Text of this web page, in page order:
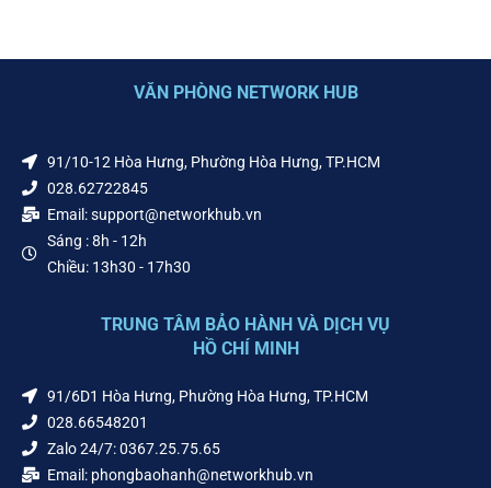
VĂN PHÒNG NETWORK HUB
91/10-12 Hòa Hưng, Phường Hòa Hưng, TP.HCM
028.62722845
Email: support@networkhub.vn
Sáng : 8h - 12h
Chiều: 13h30 - 17h30
TRUNG TÂM BẢO HÀNH VÀ DỊCH VỤ
HỒ CHÍ MINH
91/6D1 Hòa Hưng, Phường Hòa Hưng, TP.HCM
028.66548201
Zalo 24/7: 0367.25.75.65
Email: phongbaohanh@networkhub.vn